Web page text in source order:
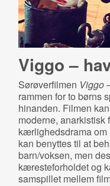
Viggo –
Sørøverfilmen Viggo
rammen for to børns
hinanden. Filmen
moderne, anarkistisk
kærlighedsdrama om
kan benyttes til at
barn/voksen, men
kæresteforholdet og
samspillet mellem